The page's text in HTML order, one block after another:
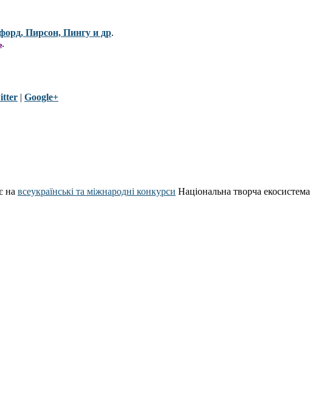
Пирсон, Пингу и др.
.
| Google+
на всеукраїнські та міжнародні конкурси Національна творча екосистема